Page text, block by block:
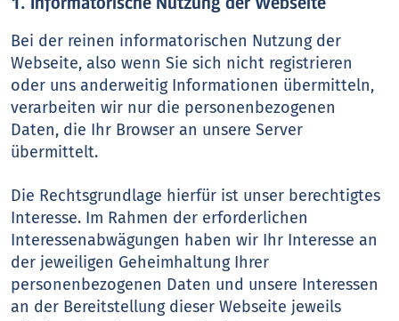
1. Informatorische Nutzung der Webseite
Bei der reinen informatorischen Nutzung der
Webseite, also wenn Sie sich nicht registrieren
oder uns anderweitig Informationen übermitteln,
verarbeiten wir nur die personenbezogenen
Daten, die Ihr Browser an unsere Server
übermittelt.
Die Rechtsgrundlage hierfür ist unser berechtigtes
Interesse. Im Rahmen der erforderlichen
Interessenabwägungen haben wir Ihr Interesse an
der jeweiligen Geheimhaltung Ihrer
personenbezogenen Daten und unsere Interessen
an der Bereitstellung dieser Webseite jeweils